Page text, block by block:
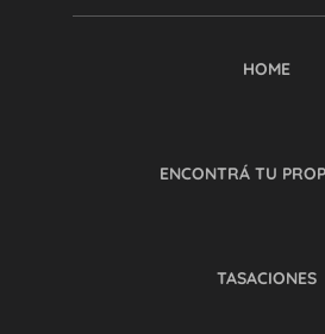
HOME
ENCONTRÁ TU
TASACIONES